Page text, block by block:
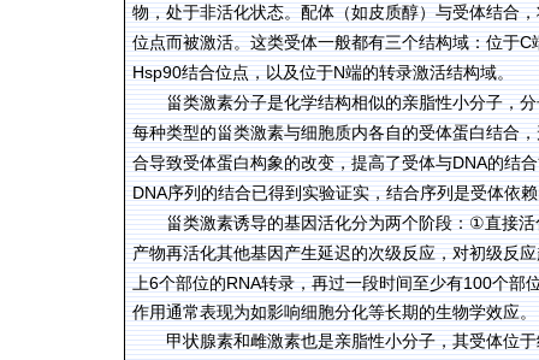
物，处于非活化状态。配体（如皮质醇）与受体结合
位点而被激活。这类受体一般都有三个结构域：位于C
Hsp90结合位点，以及位于N端的转录激活结构域。
甾类激素分子是化学结构相似的亲脂性小分子，
每种类型的甾类激素与细胞质内各自的受体蛋白结合
合导致受体蛋白构象的改变，提高了受体与DNA的结
DNA序列的结合已得到实验证实，结合序列是受体依
甾类激素诱导的基因活化分为两个阶段：①直接活
产物再活化其他基因产生延迟的次级反应，对初级反
上6个部位的RNA转录，再过一段时间至少有100个部
作用通常表现为如影响细胞分化等长期的生物学效应。
甲状腺素和雌激素也是亲脂性小分子，其受体位